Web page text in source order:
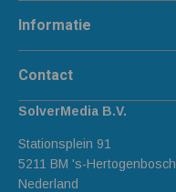
Informatie
Contact
SolverMedia B.V.
Stationsplein 91
5211 BM 's-Hertogenbosch
Nederland